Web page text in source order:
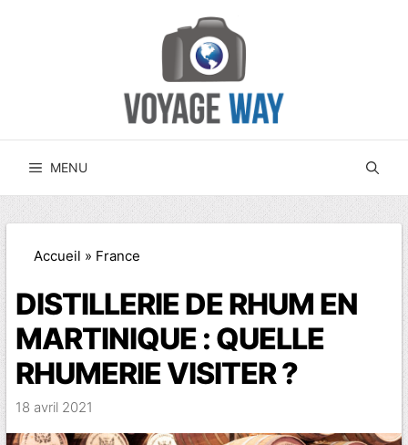
MENU
Accueil » France
DISTILLERIE DE RHUM EN
MARTINIQUE : QUELLE
RHUMERIE VISITER ?
18 avril 2021